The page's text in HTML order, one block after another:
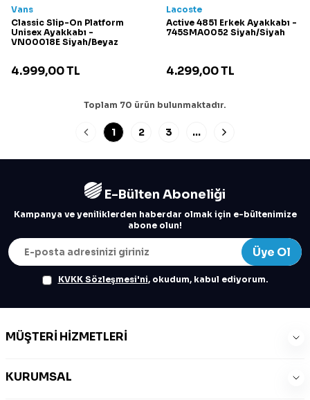
Vans
Classic Slip-On Platform
Unisex Ayakkabı -
VN00018E Siyah/Beyaz
4.999,00TL
Lacoste
Active 4851 Erkek Ayakkabı -
745SMA0052 Siyah/Siyah
4.299,00TL
Toplam 70 ürün bulunmaktadır.
1 2 3 …
E-Bülten Aboneliği
Kampanya ve yeniliklerden haberdar olmak için e-bültenimize
abone olun!
Üye Ol
KVKK Sözleşmesi'ni, okudum, kabul ediyorum.
MÜŞTERI HIZMETLERI
KURUMSAL